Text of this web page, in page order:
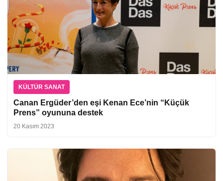
KÜLTÜR SANAT
Canan Ergüder’den eşi Kenan Ece’nin “Küçük
Prens” oyununa destek
20 Kasım 2023